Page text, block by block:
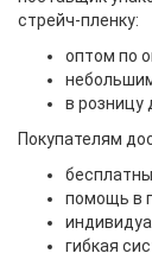
стрейч-пленку:
оптом по
в розницу
Покупателям
помощь в
гибкая